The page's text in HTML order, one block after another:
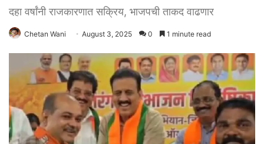
दहा वर्षांनी राजकारणात सक्रिय, भाजपची ताकद वाढणार
Chetan Wani August 3, 2025 0 1 minute read